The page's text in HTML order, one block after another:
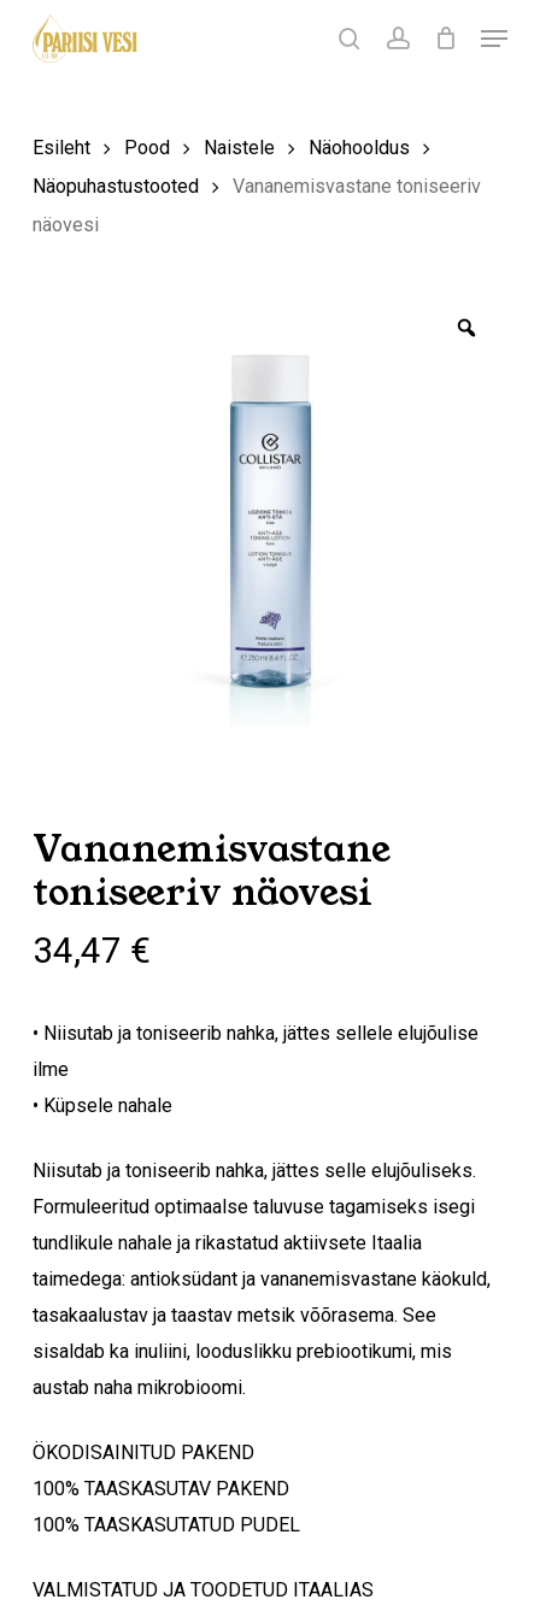
Products
search
searchaccount
Menu
Ostukorv
Esileht Pood Naistele
Näohooldus
Näopuhastustooted
Vananemisvastane toniseeriv
näovesi
Vananemisvastane
toniseeriv näovesi
34,47 €
• Niisutab ja toniseerib nahka, jättes sellele elujõulise
ilme
• Küpsele nahale
Niisutab ja toniseerib nahka, jättes selle elujõuliseks.
Formuleeritud optimaalse taluvuse tagamiseks isegi
tundlikule nahale ja rikastatud aktiivsete Itaalia
taimedega: antioksüdant ja vananemisvastane käokuld,
tasakaalustav ja taastav metsik võõrasema. See
sisaldab ka inuliini, looduslikku prebiootikumi, mis
austab naha mikrobioomi.
ÖKODISAINITUD PAKEND
100% TAASKASUTAV PAKEND
100% TAASKASUTATUD PUDEL
VALMISTATUD JA TOODETUD ITAALIAS